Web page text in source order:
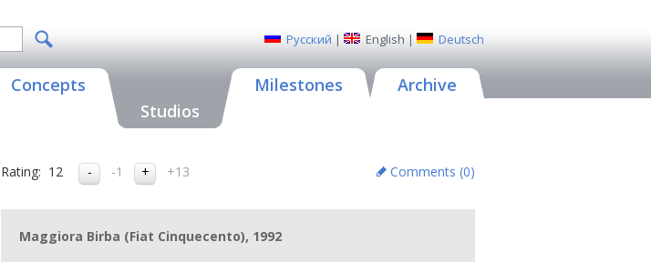
Русский | English | Deutsch
Concepts
Studios
Milestones Archive
Rating: 12 -1 +13 Comments (0)
Maggiora Birba (Fiat Cinquecento), 1992